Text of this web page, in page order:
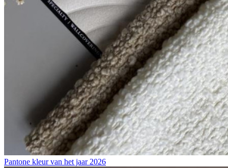
Pantone kleur van het jaar 2026